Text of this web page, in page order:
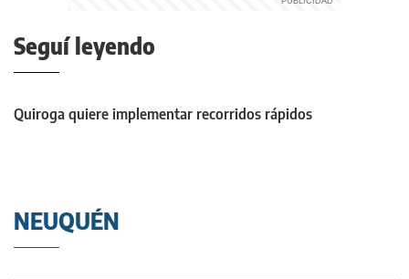
Seguí leyendo
Quiroga quiere implementar recorridos rápidos
NEUQUÉN